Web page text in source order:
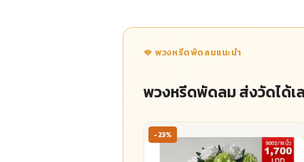
🪭 พวงหรีดพัดลมแนะนำ
พวงหรีดพัดลม ส่งวัดได้เ
-23%